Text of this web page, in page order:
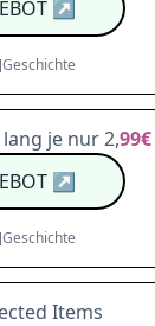
↗
Geschichte
je nur 2,99€
↗
Geschichte
Items